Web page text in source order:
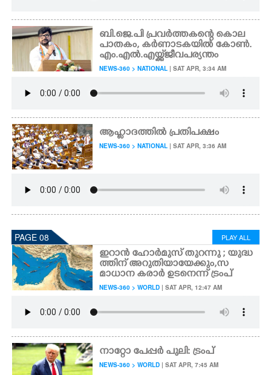
ബി.ജെ.പി പ്രവർത്തകന്റെ കൊല
പാതകം, കർണാടകയിൽ കോൺ.
എം.എൽ.എയ്ക്ക് ജീവപര്യന്തം
NEWS-360 > NATIONAL | SAT APR, 3:34 AM
ആഹ്ലാദത്തിൽ പ്രതിപക്ഷം
NEWS-360 > NATIONAL | SAT APR, 3:36 AM
PAGE 08 PLAY ALL
ഇറാൻ ഹോർമുസ് തുറന്നു ; യുദ്ധ
ത്തിന് അറുതിയായേക്കും,​ സ
മാധാന കരാർ ഉടനെന്ന് ട്രംപ്
NEWS-360 > WORLD | SAT APR, 12:47 AM
നാറ്റോ പേപ്പർ പുലി: ട്രംപ്
NEWS-360 > WORLD | SAT APR, 7:45 AM